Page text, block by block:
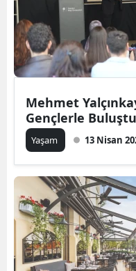
Mehmet
Gençlerle Buluştu
Yaşam 13 Nisan